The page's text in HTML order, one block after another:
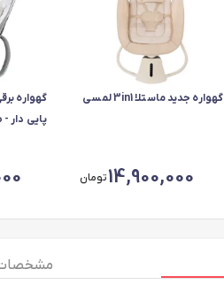
گهواره جدید ماستلا 3in1 لمسی
14,900,000تومان
گهواره
پایی دار